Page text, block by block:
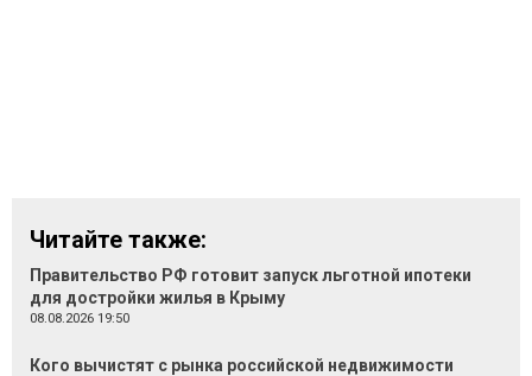
Читайте также:
Правительство РФ готовит запуск льготной ипотеки
для достройки жилья в Крыму
08.08.2026 19:50
Кого вычистят с рынка российской недвижимости